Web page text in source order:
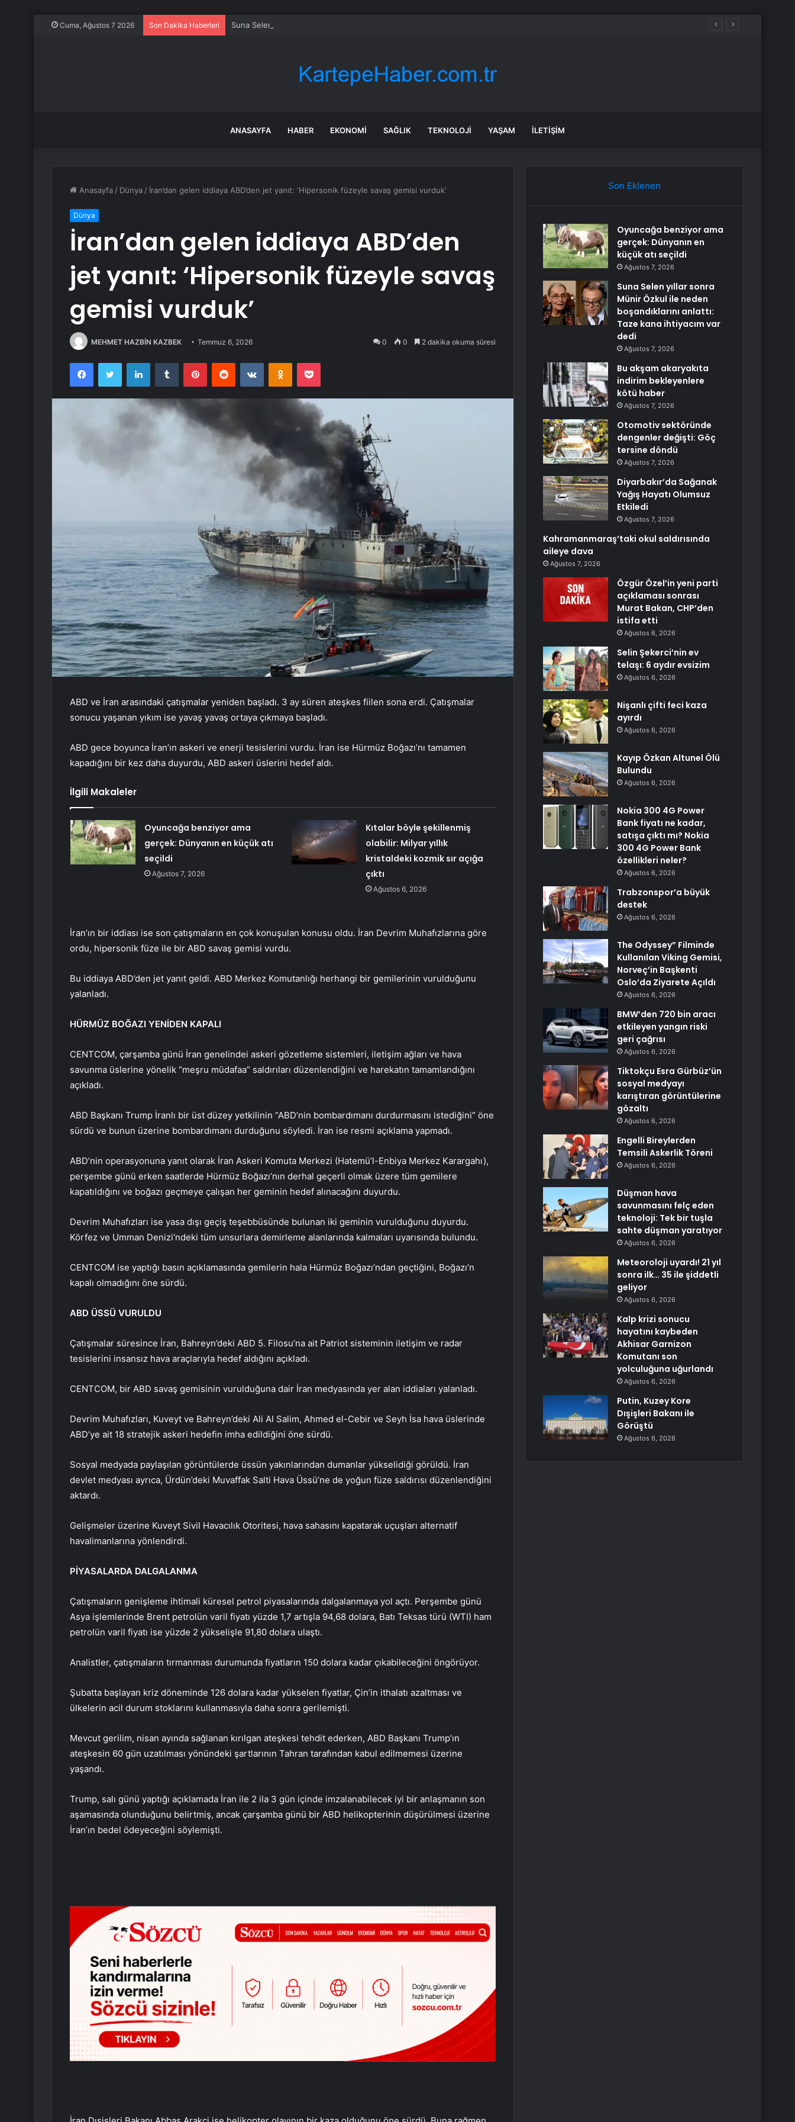
Cuma, Ağustos 7 2026 Son Dakika Haberleri Suna Selen yıllar sonra Münir Özkul ile neden boşandıklarını anlattı: Taze kana ihtiyacım var dedi
ANASAYFA HABER EKONOMI SAĞLIK TEKNOLOJI YAŞAM İLETIŞIM
Anasayfa / Dünya / İran’dan gelen iddiaya ABD’den jet yanıt: ‘Hipersonik füzeyle savaş gemisi vurduk’
Dünya
İran’dan gelen iddiaya ABD’den
jet yanıt: ‘Hipersonik füzeyle savaş
gemisi vurduk’
MEHMET HAZBİN KAZBEK Temmuz 6, 2026 0 0 2 dakika okuma süresi
FacebookTwitter LinkedInTumblr PinterestReddit VKontakteOdnoklassniki
Pocket
ABD ve İran arasındaki çatışmalar yeniden başladı. 3 ay süren ateşkes fiilen sona erdi. Çatışmalar
sonucu yaşanan yıkım ise yavaş yavaş ortaya çıkmaya başladı.
ABD gece boyunca İran’ın askeri ve enerji tesislerini vurdu. İran ise Hürmüz Boğazı’nı tamamen
kapadığını bir kez daha duyurdu, ABD askeri üslerini hedef aldı.
İlgili Makaleler
Oyuncağa benziyor ama
gerçek: Dünyanın en küçük atı
seçildi
Ağustos 7, 2026
Kıtalar böyle şekillenmiş
olabilir: Milyar yıllık
kristaldeki kozmik sır açığa
çıktı
Ağustos 6, 2026
İran’ın bir iddiası ise son çatışmaların en çok konuşulan konusu oldu. İran Devrim Muhafızlarına göre
ordu, hipersonik füze ile bir ABD savaş gemisi vurdu.
Bu iddiaya ABD’den jet yanıt geldi. ABD Merkez Komutanlığı herhangi bir gemilerinin vurulduğunu
yalanladı.
HÜRMÜZ BOĞAZI YENİDEN KAPALI
CENTCOM, çarşamba günü İran genelindei askeri gözetleme sistemleri, iletişim ağları ve hava
savunma üslerine yönelik “meşru müdafaa” saldırıları düzenlendiğini ve harekatın tamamlandığını
açıkladı.
ABD Başkanı Trump İranlı bir üst düzey yetkilinin “ABD’nin bombardımanı durdurmasını istediğini” öne
sürdü ve bunun üzerine bombardımanı durduğunu söyledi. İran ise resmi açıklama yapmadı.
ABD’nin operasyonuna yanıt olarak İran Askeri Komuta Merkezi (Hatemü’l-Enbiya Merkez Karargahı),
perşembe günü erken saatlerde Hürmüz Boğazı’nın derhal geçerli olmak üzere tüm gemilere
kapatıldığını ve boğazı geçmeye çalışan her geminin hedef alınacağını duyurdu.
Devrim Muhafızları ise yasa dışı geçiş teşebbüsünde bulunan iki geminin vurulduğunu duyurdu.
Körfez ve Umman Denizi’ndeki tüm unsurlara demirleme alanlarında kalmaları uyarısında bulundu.
CENTCOM ise yaptığı basın açıklamasında gemilerin hala Hürmüz Boğazı’ndan geçtiğini, Boğazı’n
kapalı olmadığını öne sürdü.
ABD ÜSSÜ VURULDU
Çatışmalar süresince İran, Bahreyn’deki ABD 5. Filosu’na ait Patriot sisteminin iletişim ve radar
tesislerini insansız hava araçlarıyla hedef aldığını açıkladı.
CENTCOM, bir ABD savaş gemisinin vurulduğuna dair İran medyasında yer alan iddiaları yalanladı.
Devrim Muhafızları, Kuveyt ve Bahreyn’deki Ali Al Salim, Ahmed el-Cebir ve Seyh İsa hava üslerinde
ABD’ye ait 18 stratejik askeri hedefin imha edildiğini öne sürdü.
Sosyal medyada paylaşılan görüntülerde üssün yakınlarından dumanlar yükselidiği görüldü. İran
devlet medyası ayrıca, Ürdün’deki Muvaffak Salti Hava Üssü’ne de yoğun füze saldırısı düzenlendiğini
aktardı.
Gelişmeler üzerine Kuveyt Sivil Havacılık Otoritesi, hava sahasını kapatarak uçuşları alternatif
havalimanlarına yönlendirdi.
PİYASALARDA DALGALANMA
Çatışmaların genişleme ihtimali küresel petrol piyasalarında dalgalanmaya yol açtı. Perşembe günü
Asya işlemlerinde Brent petrolün varil fiyatı yüzde 1,7 artışla 94,68 dolara, Batı Teksas türü (WTI) ham
petrolün varil fiyatı ise yüzde 2 yükselişle 91,80 dolara ulaştı.
Analistler, çatışmaların tırmanması durumunda fiyatların 150 dolara kadar çıkabileceğini öngörüyor.
Şubatta başlayan kriz döneminde 126 dolara kadar yükselen fiyatlar, Çin’in ithalatı azaltması ve
ülkelerin acil durum stoklarını kullanmasıyla daha sonra gerilemişti.
Mevcut gerilim, nisan ayında sağlanan kırılgan ateşkesi tehdit ederken, ABD Başkanı Trump’ın
ateşkesin 60 gün uzatılması yönündeki şartlarının Tahran tarafından kabul edilmemesi üzerine
yaşandı.
Trump, salı günü yaptığı açıklamada İran ile 2 ila 3 gün içinde imzalanabilecek iyi bir anlaşmanın son
aşamasında olunduğunu belirtmiş, ancak çarşamba günü bir ABD helikopterinin düşürülmesi üzerine
İran’ın bedel ödeyeceğini söylemişti.
Son Eklenen
Oyuncağa benziyor ama
gerçek: Dünyanın en
küçük atı seçildi
Ağustos 7, 2026
Suna Selen yıllar sonra
Münir Özkul ile neden
boşandıklarını anlattı:
Taze kana ihtiyacım var
dedi
Ağustos 7, 2026
Bu akşam akaryakıta
indirim bekleyenlere
kötü haber
Ağustos 7, 2026
Otomotiv sektöründe
dengenler değişti: Göç
tersine döndü
Ağustos 7, 2026
Diyarbakır’da Sağanak
Yağış Hayatı Olumsuz
Etkiledi
Ağustos 7, 2026
Kahramanmaraş’taki okul saldırısında
aileye dava
Ağustos 7, 2026
Özgür Özel’in yeni parti
açıklaması sonrası
Murat Bakan, CHP’den
istifa etti
Ağustos 6, 2026
Selin Şekerci’nin ev
telaşı: 6 aydır evsizim
Ağustos 6, 2026
Nişanlı çifti feci kaza
ayırdı
Ağustos 6, 2026
Kayıp Özkan Altunel Ölü
Bulundu
Ağustos 6, 2026
Nokia 300 4G Power
Bank fiyatı ne kadar,
satışa çıktı mı? Nokia
300 4G Power Bank
özellikleri neler?
Ağustos 6, 2026
Trabzonspor’a büyük
destek
Ağustos 6, 2026
The Odyssey” Filminde
Kullanılan Viking Gemisi,
Norveç’in Başkenti
Oslo’da Ziyarete Açıldı
Ağustos 6, 2026
BMW’den 720 bin aracı
etkileyen yangın riski
geri çağrısı
Ağustos 6, 2026
Tiktokçu Esra Gürbüz’ün
sosyal medyayı
karıştıran görüntülerine
gözaltı
Ağustos 6, 2026
Engelli Bireylerden
Temsili Askerlik Töreni
Ağustos 6, 2026
Düşman hava
savunmasını felç eden
teknoloji: Tek bir tuşla
sahte düşman yaratıyor
Ağustos 6, 2026
Meteoroloji uyardı! 21 yıl
sonra ilk… 35 ile şiddetli
geliyor
Ağustos 6, 2026
Kalp krizi sonucu
hayatını kaybeden
Akhisar Garnizon
Komutanı son
yolculuğuna uğurlandı
Ağustos 6, 2026
Putin, Kuzey Kore
Dışişleri Bakanı ile
Görüştü
Ağustos 6, 2026